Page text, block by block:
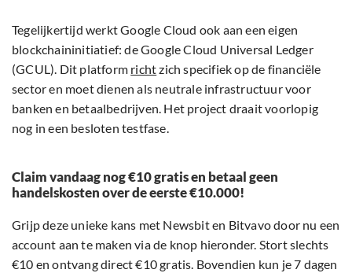
Tegelijkertijd werkt Google Cloud ook aan een eigen
blockchaininitiatief: de Google Cloud Universal Ledger
(GCUL). Dit platform richtzich specifiek op de financiële
sector en moet dienen als neutrale infrastructuur voor
banken en betaalbedrijven. Het project draait voorlopig
nog in een besloten testfase.
Claim vandaag nog €10 gratis en betaal geen
handelskosten over de eerste €10.000!
Grijp deze unieke kans met Newsbit en Bitvavo door nu een
account aan te maken via de knop hieronder. Stort slechts
€10 en ontvang direct €10 gratis. Bovendien kun je 7 dagen